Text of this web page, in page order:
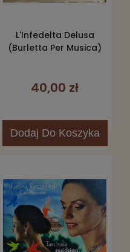
L'Infedelta Delusa
(Burletta Per Musica)
40,00 zł
Dodaj Do Koszyka